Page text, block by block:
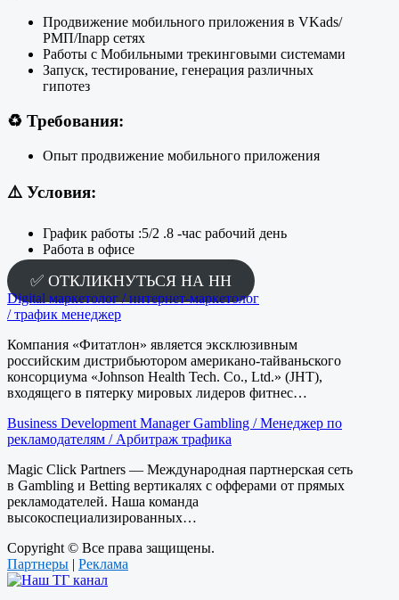
Продвижение мобильного приложения в VKads/
РМП/Inapp сетях
Работы с Мобильными трекинговыми системами
Запуск, тестирование, генерация различных
гипотез
♻️ Требования:
Опыт продвижение мобильного приложения
⚠️ Условия:
График работы :5/2 .8 -час рабочий день
Работа в офисе
✅ ОТКЛИКНУТЬСЯ НА HH
Digital маркетолог / интернет-маркетолог
/ трафик менеджер
Компания «Фитатлон» является эксклюзивным
российским дистрибьютором американо-тайваньского
консорциума «Johnson Health Tech. Co., Ltd.» (JHT),
входящего в пятерку мировых лидеров фитнес…
Business Development Manager Gambling / Менеджер по
рекламодателям / Арбитраж трафика
Magic Click Partners — Международная партнерская сеть
в Gambling и Betting вертикалях с офферами от прямых
рекламодателей. Наша команда
высокоспециализированных…
Copyright © Все права защищены.
Партнеры | Реклама